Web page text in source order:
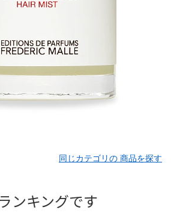
同じカテゴリの 商品を探す
ンキングです